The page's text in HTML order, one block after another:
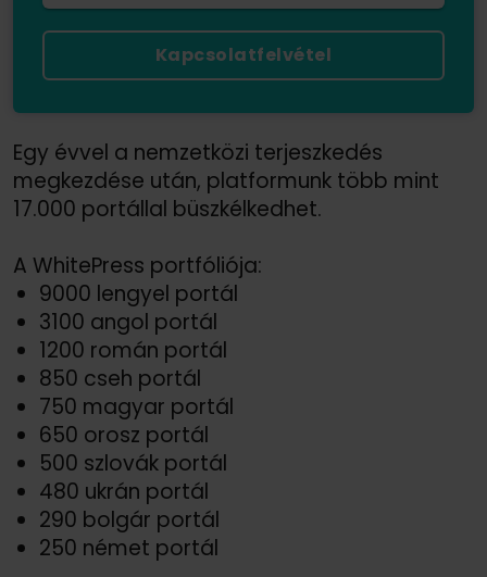
Kapcsolatfelvétel
Egy évvel a nemzetközi terjeszkedés
megkezdése után, platformunk több mint
17.000 portállal büszkélkedhet.
A WhitePress portfóliója:
9000 lengyel portál
3100 angol portál
1200 román portál
850 cseh portál
750 magyar portál
650 orosz portál
500 szlovák portál
480 ukrán portál
290 bolgár portál
250 német portál